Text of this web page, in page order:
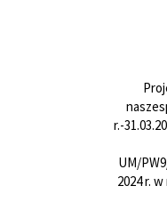
r.-
UM/
2024 r.